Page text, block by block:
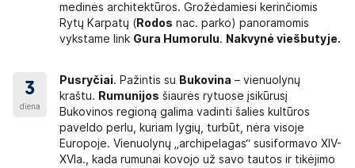
medinės architektūros. Grožėdamiesi kerinčiomis
Rytų Karpatų (Rodos nac. parko) panoramomis
vykstame link Gura Humorulu. Nakvynė viešbutyje.
3
diena
Pusryčiai. Pažintis su Bukovina – vienuolynų
kraštu. Rumunijos šiaurės rytuose įsikūrusį
Bukovinos regioną galima vadinti šalies kultūros
paveldo perlu, kuriam lygių, turbūt, nėra visoje
Europoje. Vienuolynų „archipelagas“ susiformavo XIV-
XVIa., kada rumunai kovojo už savo tautos ir tikėjimo